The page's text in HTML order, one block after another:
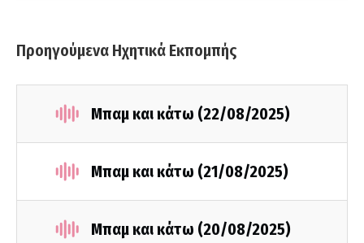
Προηγούμενα Ηχητικά Εκπομπής
Μπαμ και κάτω (22/08/2025)
Μπαμ και κάτω (21/08/2025)
Μπαμ και κάτω (20/08/2025)